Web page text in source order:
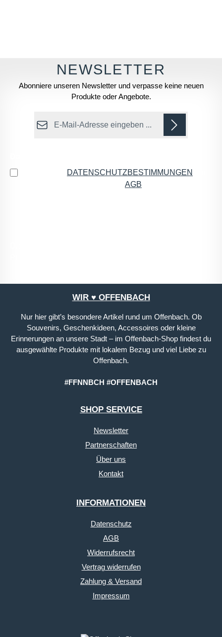
Abonniere unseren Newsletter und verpasse keine neuen
Produkte oder Angebote.
E-Mail-Adresse*
DATENSCHUTZBESTIMMUNGEN
AGB
WIR ♥ OFFENBACH
Nur hier gibt’s besondere Artikel rund um Offenbach. Ob
Souvenirs, Geschenkideen, Accessoires oder kleine
Erinnerungen an unsere Stadt – im Offenbach-Shop findest du
ausgewählte Produkte mit lokalem Bezug und viel Liebe zu
Offenbach.
#FFNNBCH #OFFENBACH
SHOP SERVICE
Newsletter
Partnerschaften
Über uns
Kontakt
INFORMATIONEN
Datenschutz
AGB
Widerrufsrecht
Vertrag widerrufen
Zahlung & Versand
Impressum